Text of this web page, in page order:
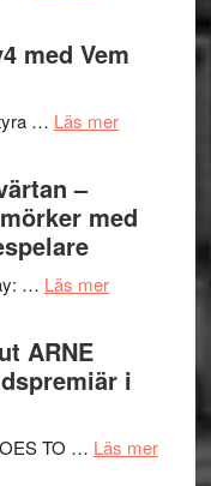
och
Filmrecension:
Shadow
Edge
och
en
i
med Vem
… Läs merom
valet
synas
kan
–
med
… Läs merom
tv-
serie:
–
ARNE
i
TO … Läs merom